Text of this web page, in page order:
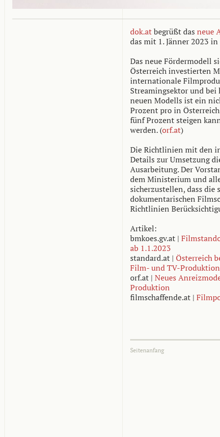
dok.at begrüßt das neue
das mit 1. Jänner 2023
Das neue Fördermodell
Österreich investierten
internationale
Streamingsektor und bei
neuen Modells ist ein
Prozent pro in
fünf Prozent steigen
werden. (orf.at)
Die Richtlinien mit den
Details zur Umsetzung
Ausarbeitung. Der
dem Ministerium und
sicherzustellen, dass die
dokumentarischen
Richtlinien
Artikel:
bmkoes.gv.at |
ab 1.1.2023
standard.at | Österreich
Film- und TV-
orf.at | Neues
Produktion
filmschaffende.at |
Seitenanfang